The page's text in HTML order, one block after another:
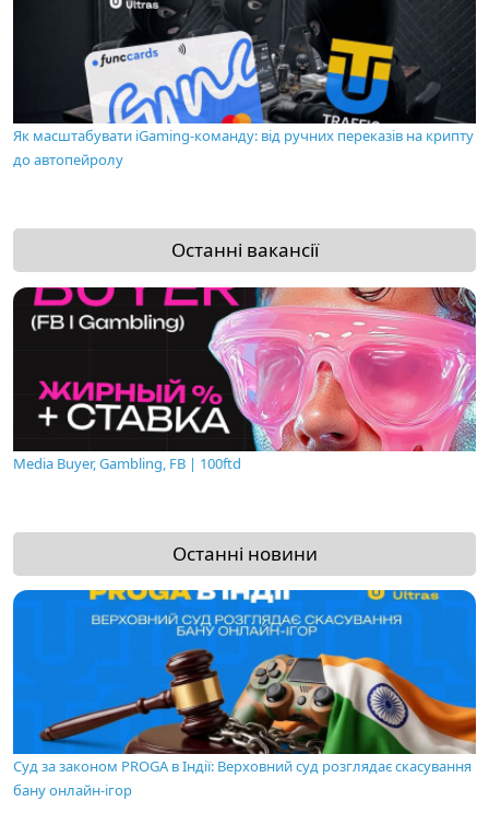
Як масштабувати iGaming-команду: від ручних переказів на крипту
до автопейролу
Останні вакансії
Media Buyer, Gambling, FB | 100ftd
Останні новини
Суд за законом PROGA в Індії: Верховний суд розглядає скасування
бану онлайн-ігор